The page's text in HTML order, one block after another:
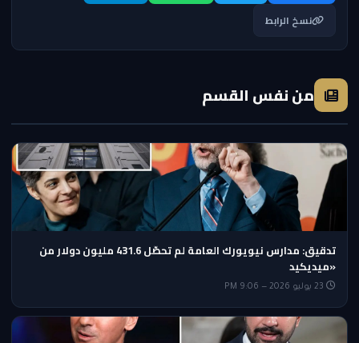
نسخ الرابط
من نفس القسم
تدقيق: مدارس نيويورك العامة لم تحصّل 431.6 مليون دولار من
«ميديكيد